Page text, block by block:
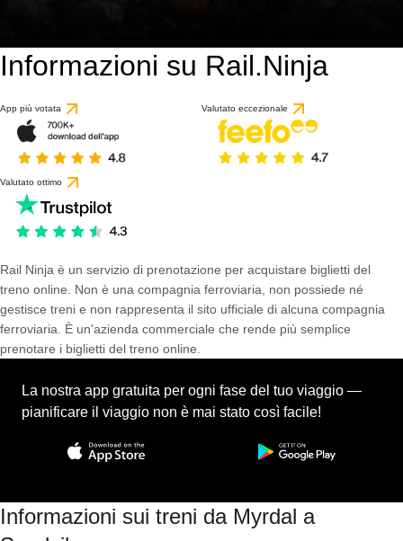
Informazioni su Rail.Ninja
App più votata Valutato eccezionale
Valutato ottimo
Rail Ninja è un servizio di prenotazione per acquistare biglietti del
treno online. Non è una compagnia ferroviaria, non possiede né
gestisce treni e non rappresenta il sito ufficiale di alcuna compagnia
ferroviaria. È un'azienda commerciale che rende più semplice
prenotare i biglietti del treno online.
La nostra app gratuita per ogni fase del tuo viaggio —
pianificare il viaggio non è mai stato così facile!
Informazioni sui treni da Myrdal a